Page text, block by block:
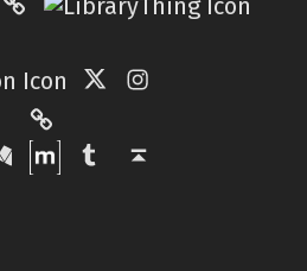
Medium